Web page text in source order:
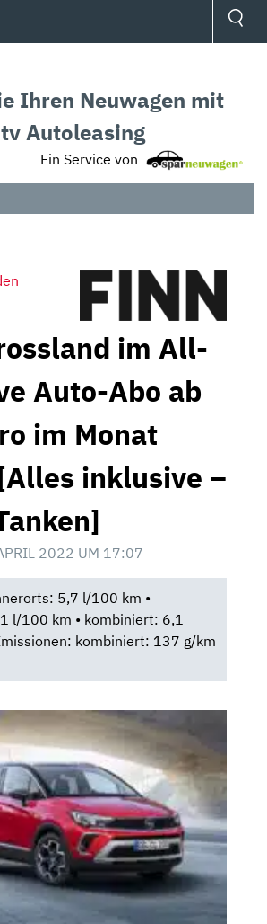
Ihren Neuwagen mit
Autoleasing
Ein Service von
im All-
Auto-Abo ab
im Monat
inklusive –
2022 UM 17:07
5,7 l/100 km •
l/100 km • kombiniert: 6,1
kombiniert: 137 g/km